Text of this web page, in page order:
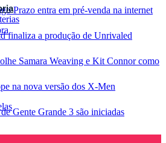
Prazo entra em pré-venda na internet
finaliza a produção de Unrivaled
Samara Weaving e Kit Connor como
na nova versão dos X-Men
Gente Grande 3 são iniciadas